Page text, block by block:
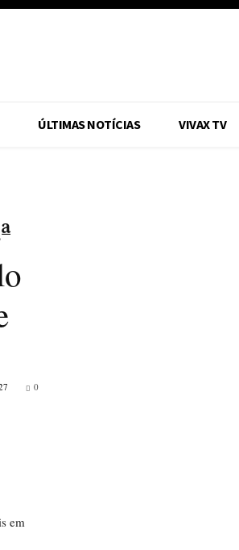
ÚLTIMAS NOTÍCIAS VIVAX TV
0
em